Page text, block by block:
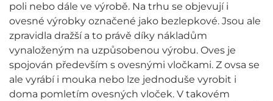
poli nebo dále ve výrobě. Na trhu se objevují i
ovesné výrobky označené jako bezlepkové. Jsou ale
zpravidla dražší a to právě díky nákladům
vynaloženým na uzpůsobenou výrobu. Oves je
spojován především s ovesnými vločkami. Z ovsa se
ale vyrábí i mouka nebo lze jednoduše vyrobit i
doma pomletím ovesných vloček. V takovém